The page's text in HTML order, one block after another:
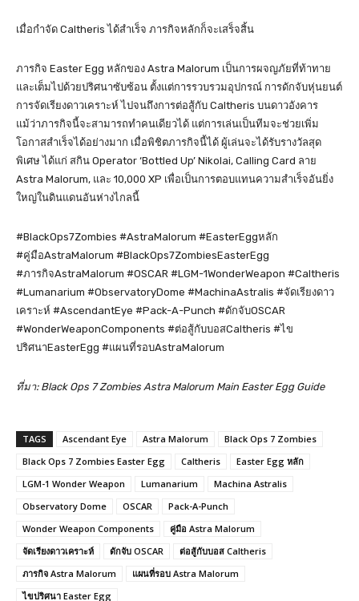
เมื่อกำจัด Caltheris ได้สำเร็จ ภารกิจหลักก็จะเสร็จสิ้น
ภารกิจ Easter Egg หลักของ Astra Malorum เป็นการผจญภัยที่ท้าทาย
และเต็มไปด้วยปริศนาซับซ้อน ตั้งแต่การรวบรวมอุปกรณ์ การดักจับหุ่นยนต์
การจัดเรียงดาวเคราะห์ ไปจนถึงการต่อสู้กับ Caltheris บนดาวอังคาร
แม้ว่าภารกิจนี้จะสามารถทำคนเดียวได้ แต่การเล่นเป็นทีมจะช่วยเพิ่ม
โอกาสสำเร็จได้อย่างมาก เมื่อพิชิตภารกิจนี้ได้ ผู้เล่นจะได้รับรางวัลสุด
พิเศษ ได้แก่ สกิน Operator ‘Bottled Up’ Nikolai, Calling Card ลาย
Astra Malorum, และ 10,000 XP เพื่อเป็นการตอบแทนความสำเร็จอันยิ่ง
ใหญ่ในดินแดนอันห่างไกลนี้
#BlackOps7Zombies #AstraMalorum #EasterEggหลัก
#คู่มือAstraMalorum #BlackOps7ZombiesEasterEgg
#ภารกิจAstraMalorum #OSCAR #LGM-1WonderWeapon #Caltheris
#Lumanarium #ObservatoryDome #MachinaAstralis #จัดเรียงดาว
เคราะห์ #AscendantEye #Pack-A-Punch #ดักจับOSCAR
#WonderWeaponComponents #ต่อสู้กับบอสCaltheris #ไข
ปริศนาEasterEgg #แผนที่รอบAstraMalorum
ที่มา: Black Ops 7 Zombies Astra Malorum Main Easter Egg Guide
TAGS Ascendant Eye Astra Malorum
Black Ops 7 Zombies
Black Ops 7 Zombies Easter Egg
Caltheris
Easter Egg หลัก
LGM-1 Wonder Weapon
Lumanarium
Machina Astralis
Observatory Dome
OSCAR
Pack-A-Punch
Wonder Weapon Components
คู่มือ Astra Malorum
จัดเรียงดาวเคราะห์
ดักจับ OSCAR
ต่อสู้กับบอส Caltheris
ภารกิจ Astra Malorum
แผนที่รอบ Astra Malorum
ไขปริศนา Easter Egg